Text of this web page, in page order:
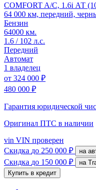
COMFORT A/C, 1.6i АТ
64 000 км, передний,
Бензин
64000 км.
1.6 / 102 л.с.
Передний
Автомат
1 владелец
от 324 000 ₽
480 000 ₽
Гарантия юридической
Оригинал ПТС в наличии
vin VIN проверен
Скидка до 250 000 ₽ на
Скидка до 150 000 ₽
на
Купить в кредит